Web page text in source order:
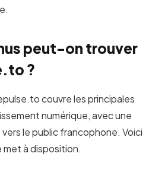
peut-on trouver
?
couvre les principales
numérique, avec une
le public francophone. Voici
à disposition.